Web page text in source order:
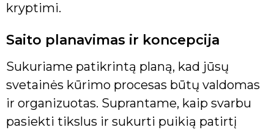
kryptimi.
Saito planavimas ir koncepcija
Sukuriame patikrintą planą, kad jūsų
svetainės kūrimo procesas būtų valdomas
ir organizuotas. Suprantame, kaip svarbu
pasiekti tikslus ir sukurti puikią patirtį